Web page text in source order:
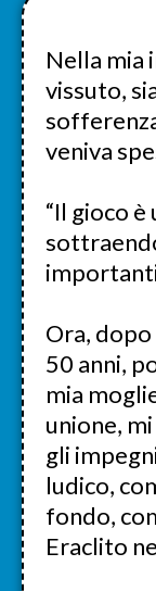
Nella mia
vissuto,
veniva
“Il gioco
Ora,
50 anni,
mia
unione,
gli
ludico,
fondo,
Eraclito